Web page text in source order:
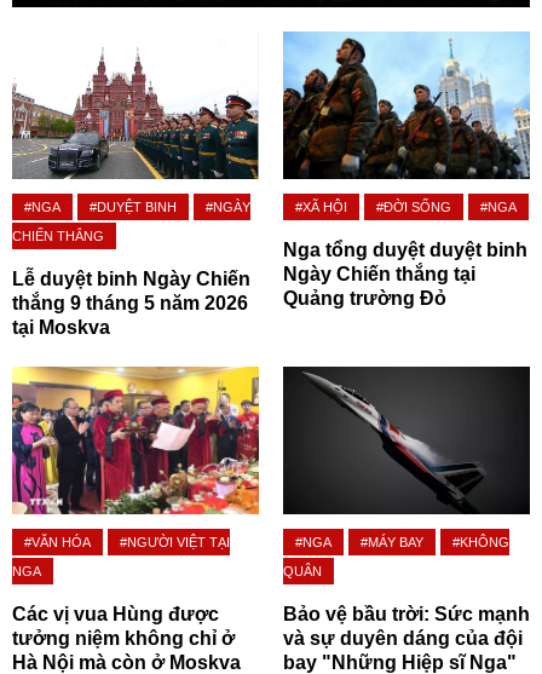
#NGA #DUYỆT BINH
#NGÀY
CHIẾN THẮNG
Lễ duyệt binh Ngày Chiến
thắng 9 tháng 5 năm 2026
tại Moskva
#XÃ HỘI #ĐỜI SỐNG #NGA
Nga tổng duyệt duyệt binh
Ngày Chiến thắng tại
Quảng trường Đỏ
#VĂN HÓA
#NGƯỜI VIỆT TẠI
NGA
Các vị vua Hùng được
tưởng niệm không chỉ ở
Hà Nội mà còn ở Moskva
#NGA #MÁY BAY
#KHÔNG
QUÂN
Bảo vệ bầu trời: Sức mạnh
và sự duyên dáng của đội
bay "Những Hiệp sĩ Nga"